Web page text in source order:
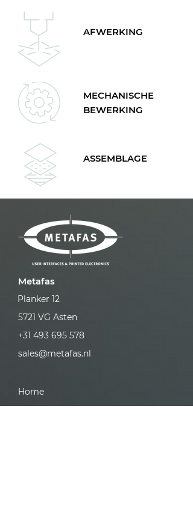
AFWERKING
MECHANISCHE
BEWERKING
ASSEMBLAGE
Metafas
Planker 12
5721 VG Asten
+31 493 695 578
sales@metafas.nl
Home
User interfaces